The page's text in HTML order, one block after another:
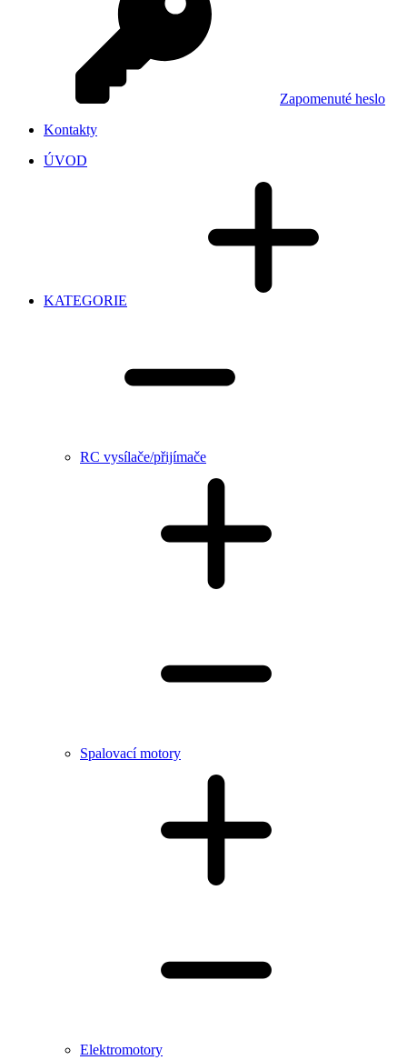
Zapomenuté heslo
Kontakty
ÚVOD
KATEGORIE
RC vysílače/přijímače
Spalovací motory
Elektromotory